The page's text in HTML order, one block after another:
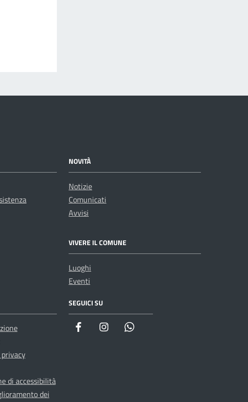
NOVITÀ
Notizie
Comunicati
Avvisi
VIVERE IL COMUNE
Luoghi
Eventi
di accessibilità
dei
SEGUICI SU